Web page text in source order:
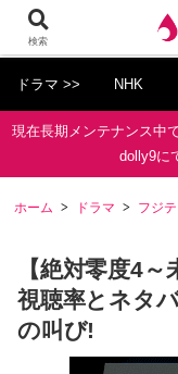
ドラマ >> NHK
現在長期メンテナンス中
dolly9に
ホーム ドラマ フジ
【絶対零度4
視聴率とネタ
の叫び!
検索